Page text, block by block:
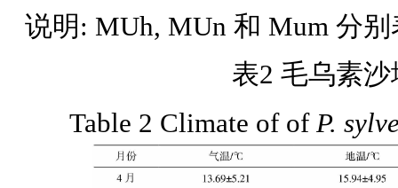
说明: MUh, MUn 和 Mum 分
表2 毛乌素
Table 2 Climate of of P.